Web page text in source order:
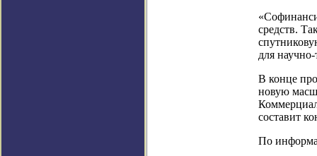
средств.
для
В конце
новую
составит
По